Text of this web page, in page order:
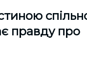
правду про